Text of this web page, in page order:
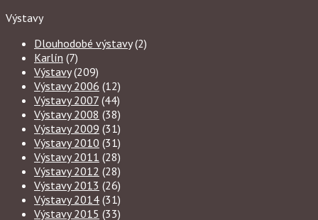
Výstavy
Dlouhodobé výstavy(2)
Karlín (7)
Výstavy(209)
Výstavy 2006 (12)
Výstavy 2007 (44)
Výstavy 2008 (38)
Výstavy 2009 (31)
Výstavy 2010 (31)
Výstavy 2011 (28)
Výstavy 2012 (28)
Výstavy 2013 (26)
Výstavy 2014 (31)
Výstavy 2015 (33)